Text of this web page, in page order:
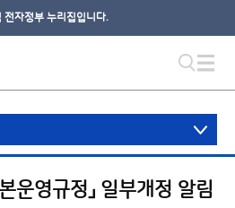
전자정부 누리집입니다.
운영규정」 일부개정 알림